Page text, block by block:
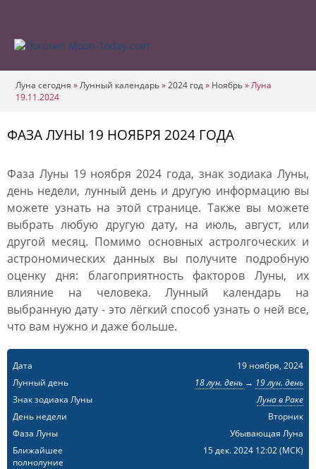
Луна сегодня »Лунный календарь»2024 год» Ноябрь»Луна
19.11.2024
ФАЗА ЛУНЫ 19 НОЯБРЯ 2024 ГОДА
Фаза Луны 19 ноября 2024 года, знак зодиака Луны,
день недели, лунный день и другую информацию вы
можете узнать на этой странице. Также вы можете
выбрать любую другую дату, на июль, август, или
другой месяц. Помимо основных астролгоческих и
астрономических данных вы получите подробную
оценку дня: благоприятность факторов Луны, их
влияние на человека. Лунный календарь на
выбранную дату - это лёгкий способ узнать о ней все,
что вам нужно и даже больше.
Дата
19 ноября, 2024
Лунный день
18 лун. день → 19 лун. день
Знак зодиака Луны
Луна в Раке
День недели
Вторник
Фаза Луны
Убывающая Луна
Ближайшее
полнолуние
15 дек. 2024 12:02(МСК)